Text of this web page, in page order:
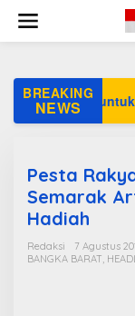
w
BREAKING
NEWS
Gratis untuk
Pesta
Semarak
Hadiah
Redaksi
7 Agustus
BANGKA BARAT,